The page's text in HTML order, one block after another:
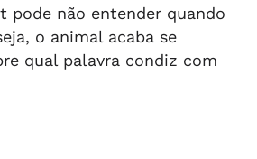
pode não entender quando
o animal acaba se
qual palavra condiz com